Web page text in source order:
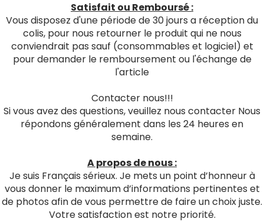
Satisfait ou Remboursé :
Vous disposez d'une période de 30 jours a réception du
colis, pour nous retourner le produit qui ne nous
conviendrait pas sauf (consommables et logiciel) et
pour demander le remboursement ou l'échange de
l'article
Contacter nous!!!
Si vous avez des questions, veuillez nous contacter Nous
répondons généralement dans les 24 heures en
semaine.
A propos de nous :
Je suis Français sérieux. Je mets un point d’honneur à
vous donner le maximum d’informations pertinentes et
de photos afin de vous permettre de faire un choix juste.
Votre satisfaction est notre priorité.